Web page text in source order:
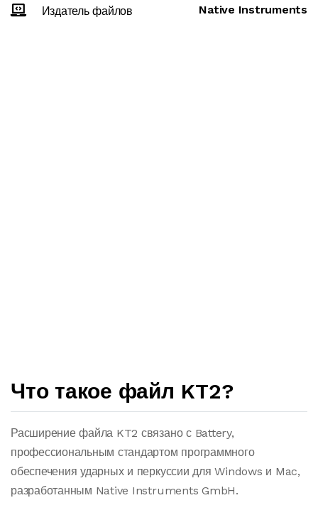
Издатель файлов Native Instruments
Что такое файл KT2?
Расширение файла KT2 связано с Battery,
профессиональным стандартом программного
обеспечения ударных и перкуссии для Windows и Mac,
разработанным Native Instruments GmbH.